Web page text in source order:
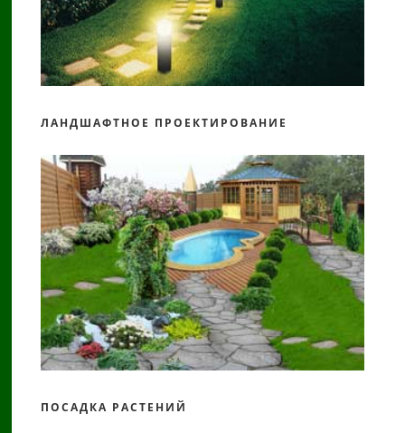
ЛАНДШАФТНОЕ ПРОЕКТИРОВАНИЕ
ПОСАДКА РАСТЕНИЙ